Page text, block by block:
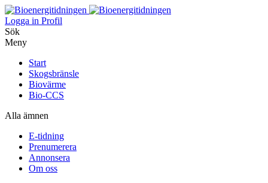
Logga in Profil
Sök
Meny
Start
Skogsbränsle
Biovärme
Bio-CCS
Alla ämnen
E-tidning
Prenumerera
Annonsera
Om oss